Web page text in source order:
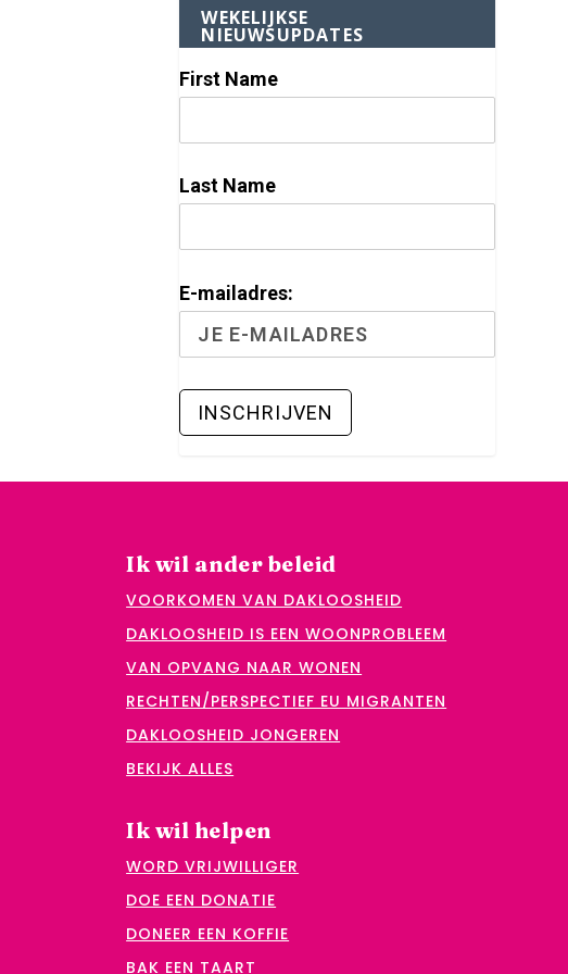
WEKELIJKSE
NIEUWSUPDATES
First Name
Last Name
E-mailadres:
Ik wil ander beleid
VOORKOMEN VAN DAKLOOSHEID
DAKLOOSHEID IS EEN WOONPROBLEEM
VAN OPVANG NAAR WONEN
RECHTEN/PERSPECTIEF EU MIGRANTEN
DAKLOOSHEID JONGEREN
BEKIJK ALLES
Ik wil helpen
WORD VRIJWILLIGER
DOE EEN DONATIE
DONEER EEN KOFFIE
BAK EEN TAART